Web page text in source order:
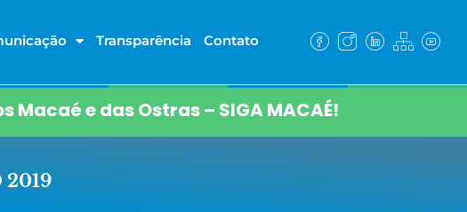
Transparência Contato
e das Ostras – SIGA MACAÉ!